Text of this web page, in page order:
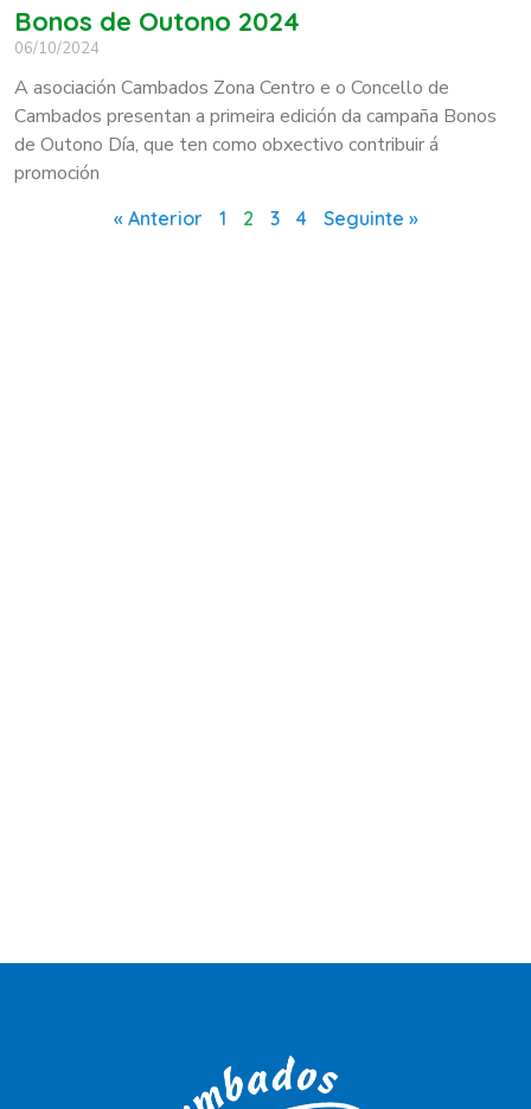
Bonos de Outono 2024
06/10/2024
A asociación Cambados Zona Centro e o Concello de
Cambados presentan a primeira edición da campaña Bonos
de Outono Día, que ten como obxectivo contribuir á
promoción
« Anterior 1 2 3 4 Seguinte »